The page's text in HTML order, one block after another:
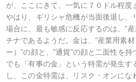
が、ここにきて、一気に７０ドル程度
やはり、ギリシャ危機が当面後退し、
場合に、最も敏感に反応するのは、"
チナであるようだ。金は、"産業用素
ー）"の顔と、"通貨"の顔と二面性を持
でも「有事の金」という特需が発生す
し、この金特需は、リスク・オンにな